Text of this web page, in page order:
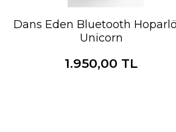
Dans Eden Bluetooth
Unicorn
1.950,00 TL